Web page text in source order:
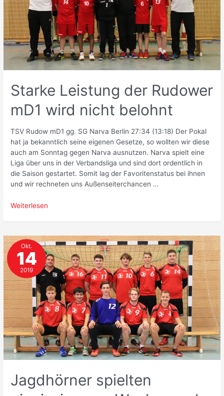
Starke Leistung der Rudower
mD1 wird nicht belohnt
TSV Rudow mD1 gg. SG Narva Berlin 27:34 (13:18) Der Pokal
hat ja bekanntlich seine eigenen Gesetze, so wollten wir diese
auch am Sonntag gegen Narva ausnutzen. Narva spielt eine
Liga über uns in der Verbandsliga und sind dort ordentlich in
die Saison gestartet. Somit lag der Favoritenstatus bei ihnen
und wir rechneten uns Außenseiterchancen …
Starke
Rudower
mD1
wird
nicht
belohnt
Weiterlesen
Okt.
14
2019
Jagdhörner spielten